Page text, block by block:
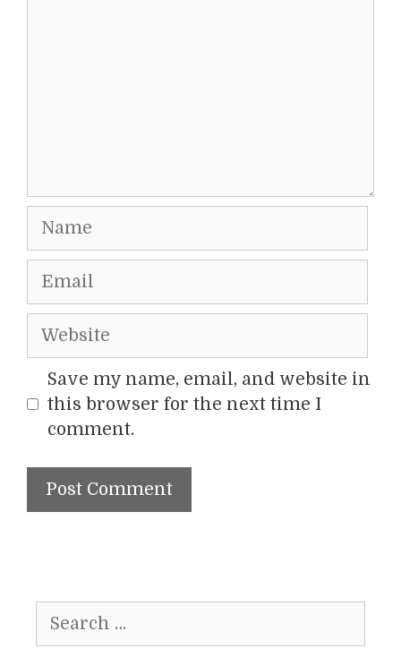
Name
Email
Website
Save my name, email, and website in
this browser for the next time I
comment.
for: